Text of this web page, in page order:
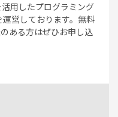
用したプログラミング
運営しております。無料
ある方はぜひお申し込